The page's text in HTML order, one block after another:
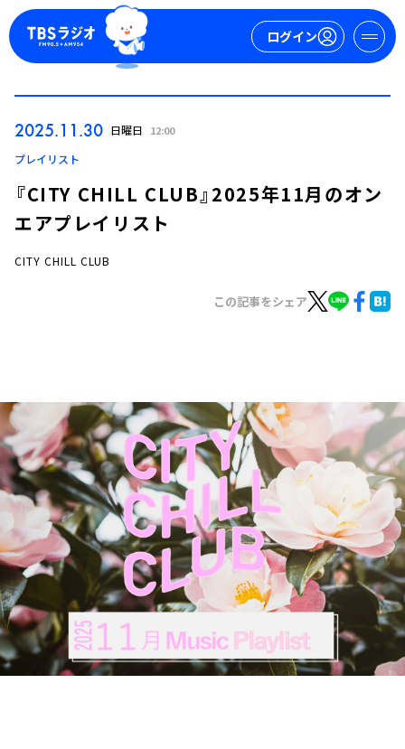
ログイン
お知らせ
イベント・グッズ
YouTube
会社情報
2025.11.30 日曜日 12:00
プレイリスト
『CITY CHILL CLUB』2025年11月のオン
エアプレイリスト
CITY CHILL CLUB
この記事をシェア